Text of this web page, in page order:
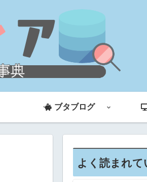
ブタブログ
よく読まれて